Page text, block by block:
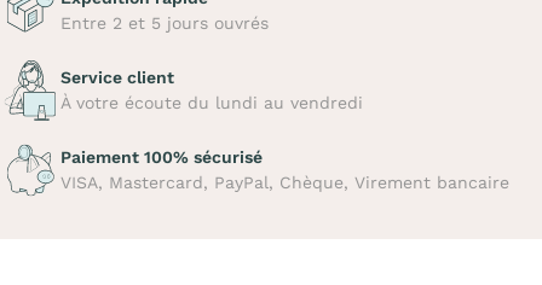
Entre 2 et 5 jours ouvrés
Service client
À votre écoute du lundi au vendredi
Paiement 100% sécurisé
VISA, Mastercard, PayPal, Chèque, Virement bancaire